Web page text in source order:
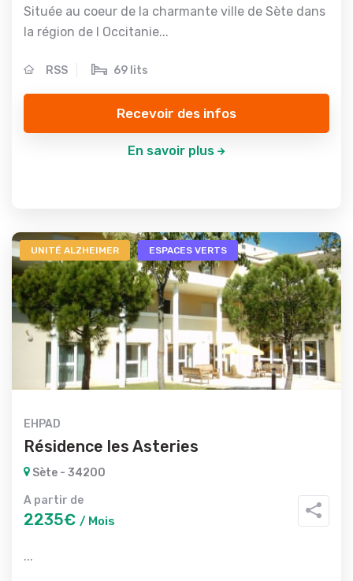
Située au coeur de la charmante ville de Sète dans
la région de l Occitanie...
RSS 69 lits
Recevoir des infos
En savoir plus
UNITÉ ALZHEIMER ESPACES VERTS
EHPAD
Résidence les Asteries
Sète - 34200
A partir de
2235€ / Mois
...